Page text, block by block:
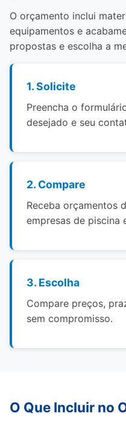
O orçamento inclui
equipamentos e
propostas e escolha a
1. Solicite
Preencha o
desejado e seu
2. Compare
Receba orçamentos
empresas de piscina
3. Escolha
Compare preços,
sem compromisso.
O Que Incluir no